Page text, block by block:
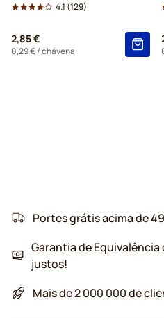
4.1 (129)
2,85 €
0,29 €/ chávena
Portes grátis acima de
Garantia de Equivalência
justos!
Mais de 2 000 000 de